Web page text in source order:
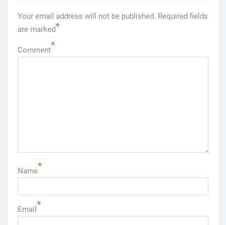
Your email address will not be published. Required fields
are marked*
Comment*
Name*
Email *